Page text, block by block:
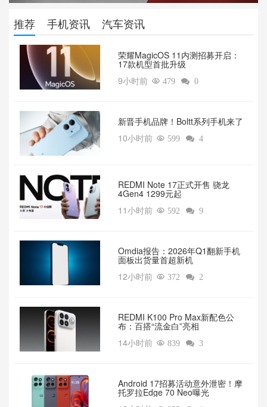
推荐 手机资讯 汽车资讯
荣耀MagicOS 11内测招募开启：
17款机型首批升级
9小时前  479  0
新晋手机品牌！Boltt系列手机来了
10小时前  599  4
REDMI Note 17正式开售 骁龙
4Gen4 1299元起
11小时前  592  9
Omdia报告：2026年Q1翻新手机
面板出货量首超新机
12小时前  372  2
REDMI K100 Pro Max新配色公
布：百搭“流金白”亮相
14小时前  839  3
Android 17招募活动意外泄密！摩
托罗拉Edge 70 Neo曝光